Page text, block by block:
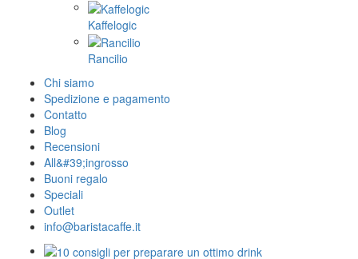
Kaffelogic
Rancilio
Chi siamo
Spedizione e pagamento
Contatto
Blog
Recensioni
All&#39;ingrosso
Buoni regalo
Speciali
Outlet
info@baristacaffe.it